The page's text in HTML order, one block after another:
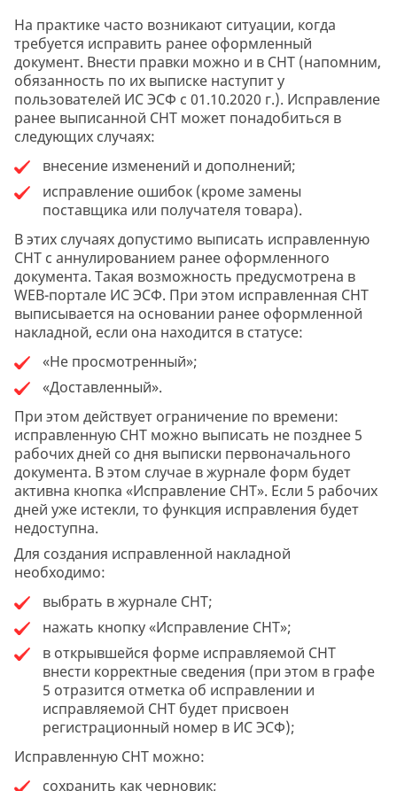
На практике часто возникают ситуации, когда
требуется исправить ранее оформленный
документ. Внести правки можно и в СНТ (напомним,
обязанность по их выписке наступит у
пользователей ИС ЭСФ с 01.10.2020 г.). Исправление
ранее выписанной СНТ может понадобиться в
следующих случаях:
внесение изменений и дополнений;
исправление ошибок (кроме замены
поставщика или получателя товара).
В этих случаях допустимо выписать исправленную
СНТ с аннулированием ранее оформленного
документа. Такая возможность предусмотрена в
WEB-портале ИС ЭСФ. При этом исправленная СНТ
выписывается на основании ранее оформленной
накладной, если она находится в статусе:
«Не просмотренный»;
«Доставленный».
При этом действует ограничение по времени:
исправленную СНТ можно выписать не позднее 5
рабочих дней со дня выписки первоначального
документа. В этом случае в журнале форм будет
активна кнопка «Исправление СНТ». Если 5 рабочих
дней уже истекли, то функция исправления будет
недоступна.
Для создания исправленной накладной
необходимо:
выбрать в журнале СНТ;
нажать кнопку «Исправление СНТ»;
в открывшейся форме исправляемой СНТ
внести корректные сведения (при этом в графе
5 отразится отметка об исправлении и
исправляемой СНТ будет присвоен
регистрационный номер в ИС ЭСФ);
Исправленную СНТ можно:
сохранить как черновик;